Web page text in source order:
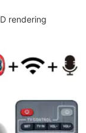
rendering